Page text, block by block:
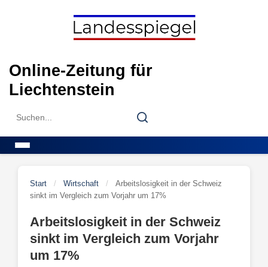
Online-Zeitung für
Liechtenstein
Search
Search
Start / Wirtschaft /
Arbeitslosigkeit in der Schweiz
sinkt im Vergleich zum Vorjahr um 17%
Arbeitslosigkeit in der Schweiz
sinkt im Vergleich zum Vorjahr
um 17%